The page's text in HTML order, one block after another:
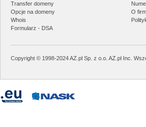
Transfer domeny
Opcje na domeny
Whois
Formularz - DSA
O
Copyright © 1998-2024 AZ.pl Sp. z o.o. AZ.pl Inc.